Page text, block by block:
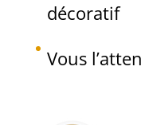
décoratif
Vous